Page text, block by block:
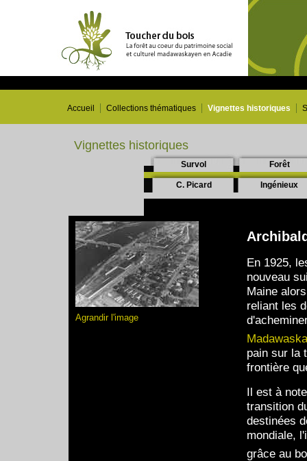
Accueil Collections thématiques Vignettes historiques
Vignettes historiques
Survol Forêt
C. Picard Ingénieux
Agrandir l'image
En 1925,
nouveau
Maine
reliant les
Madawaska
pain sur la
frontière
Il est à
transition
destinées
mondiale,
grâce au